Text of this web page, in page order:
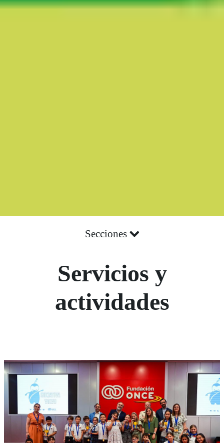
Secciones
Servicios y
actividades